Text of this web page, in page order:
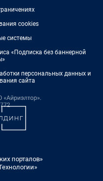
cookies
системы
«Подписка без баннерной
персональных данных и
сайта
порталов»